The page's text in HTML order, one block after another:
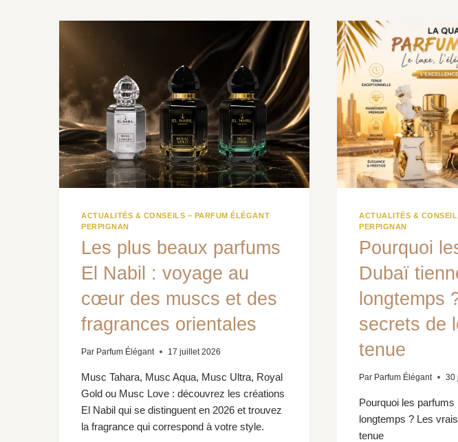
ACTUALITÉS & CONSEILS – PARFUM ÉLÉGANT
PERPIGNAN
Les plus beaux parfums
El Nabil : voyage au
cœur des muscs et des
fragrances orientales
Par Parfum Élégant 17 juillet 2026
Musc Tahara, Musc Aqua, Musc Ultra, Royal
Gold ou Musc Love : découvrez les créations
El Nabil qui se distinguent en 2026 et trouvez
la fragrance qui correspond à votre style.
ACTUALITÉS &
PERPIGNAN
Pourquoi
Dubaï
longtemps
secrets de
tenue
Par Parfum Élégant 30
Pourquoi les
longtemps ? Les
tenue